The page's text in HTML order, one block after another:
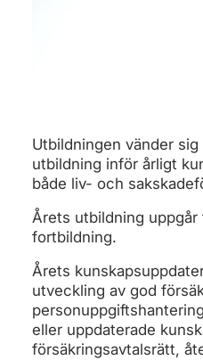
Utbildningen vänder
utbildning inför årligt
både liv- och
Årets utbildning
fortbildning.
Årets
utveckling av god
eller uppdaterade
försäkringsavtalsrätt,